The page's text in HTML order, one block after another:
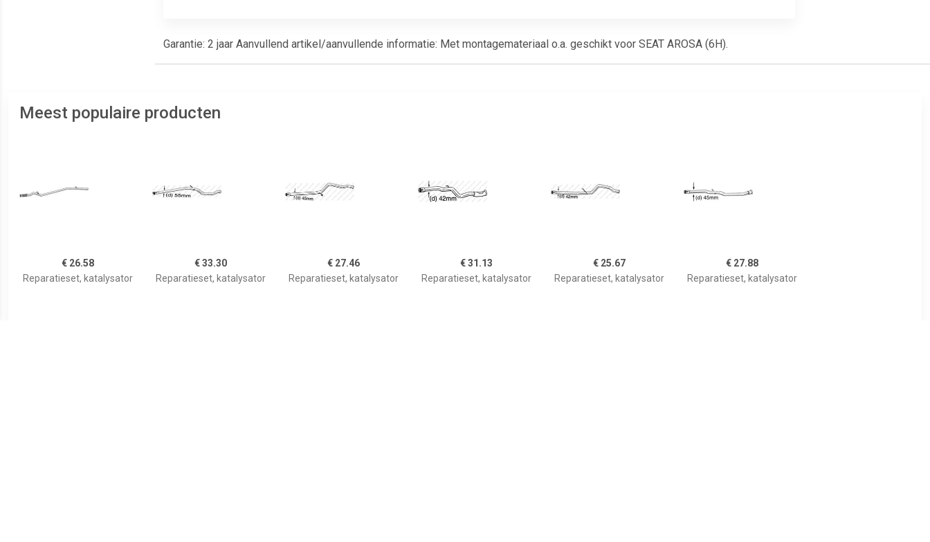
Garantie: 2 jaar Aanvullend artikel/aanvullende informatie: Met montagemateriaal o.a. geschikt voor SEAT AROSA (6H).
Meest populaire producten
€ 26.58
Reparatieset, katalysator
€ 33.30
Reparatieset, katalysator
€ 27.46
Reparatieset, katalysator
€ 31.13
Reparatieset, katalysator
€ 25.67
Reparatieset, katalysator
€ 27.88
Reparatieset, katalysator